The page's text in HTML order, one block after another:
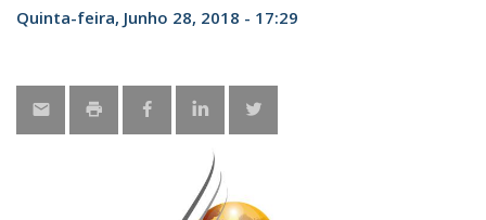
Quinta-feira, Junho 28, 2018 - 17:29